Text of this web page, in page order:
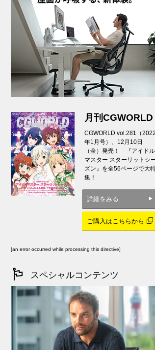
月刊CGWORLD
CGWORLD vol.281（2022
年1月号）、12月10日
（金）発売！ 『アイドル
マスター スターリットシ
ズン』を全56ページで大
集！
詳細をみる
ご購入はこちらから
[an error occurred while processing this directive]
スペシャルコンテンツ